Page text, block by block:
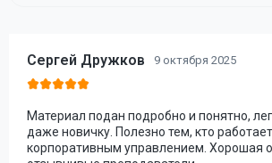
Сергей Дружков 9 октября 2025
Материал подан подробно и понятно,
даже новичку. Полезно тем, кто
корпоративным управлением. Хорошая